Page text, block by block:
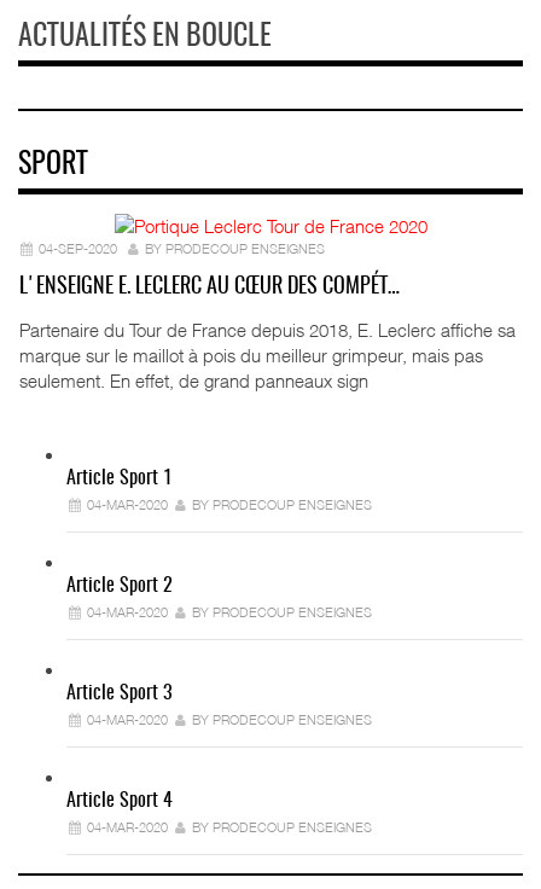
ACTUALITÉS EN BOUCLE
SPORT
04-SEP-2020 BY PRODECOUP ENSEIGNES
L'ENSEIGNE E. LECLERC AU CŒUR DES COMPÉT…
Partenaire du Tour de France depuis 2018, E. Leclerc affiche sa
marque sur le maillot à pois du meilleur grimpeur, mais pas
seulement. En effet, de grand panneaux sign
Article Sport 1
04-MAR-2020 BY PRODECOUP ENSEIGNES
Article Sport 2
04-MAR-2020 BY PRODECOUP ENSEIGNES
Article Sport 3
04-MAR-2020 BY PRODECOUP ENSEIGNES
Article Sport 4
04-MAR-2020 BY PRODECOUP ENSEIGNES